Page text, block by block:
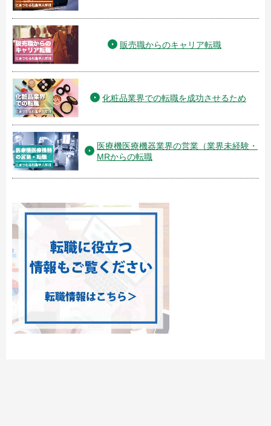
販売職からのキャリア転職
化粧品業界での転職を成功させるため
医療機医療機器業界の営業（業界未経験・
MRからの転職